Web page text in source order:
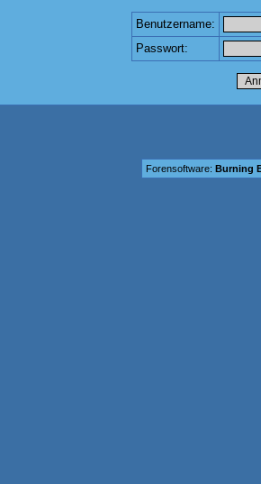
Benutzername:
Passwort:
Forensoftware: Burning